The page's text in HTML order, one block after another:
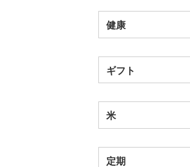
健康
ギフト
米
定期